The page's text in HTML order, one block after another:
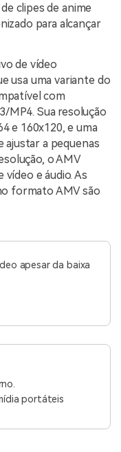
clipes de anime
para alcançar
de vídeo
usa uma variante do
com
MP4. Sua resolução
e 160x120, e uma
ajustar a pequenas
o AMV
e áudio. As
formato AMV são
apesar da baixa
portáteis